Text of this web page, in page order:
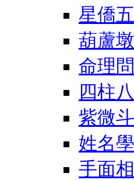
星僑
葫蘆
命理
四柱
紫微
姓名學
手面相